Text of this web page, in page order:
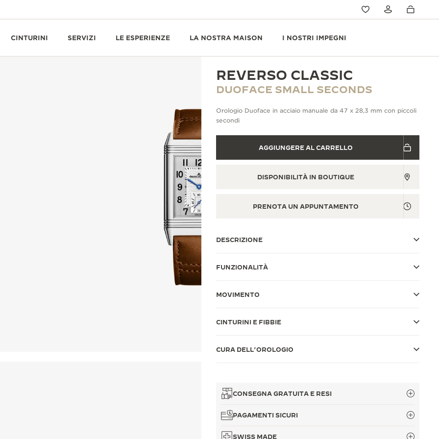
CINTURINI SERVIZI LE ESPERIENZE LA NOSTRA MAISON I NOSTRI IMPEGNI
REVERSO CLASSIC
DUOFACE SMALL SECONDS
Orologio Duoface in acciaio manuale da 47 x 28,3 mm con piccoli
secondi
AGGIUNGERE AL CARRELLO
DISPONIBILITÀ IN BOUTIQUE
PRENOTA UN APPUNTAMENTO
DESCRIZIONE
FUNZIONALITÀ
MOVIMENTO
CINTURINI E FIBBIE
CURA DELL’OROLOGIO
CONSEGNA GRATUITA E RESI
PAGAMENTI SICURI
SWISS MADE